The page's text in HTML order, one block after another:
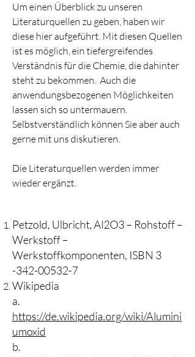
Um einen Überblick zu unseren
Literaturquellen zu geben, haben wir
diese hier aufgeführt. Mit diesen Quellen
ist es möglich, ein tiefergreifendes
Verständnis für die Chemie, die dahinter
steht zu bekommen. Auch die
anwendungsbezogenen Möglichkeiten
lassen sich so untermauern.
Selbstverständlich können Sie aber auch
gerne mit uns diskutieren.
Die Literaturquellen werden immer
wieder ergänzt.
Petzold, Ulbricht, Al2O3 – Rohstoff –
Werkstoff –
Werkstoffkomponenten, ISBN 3
-342-00532-7
Wikipedia
a.
https://de.wikipedia.org/wiki/Alumini
umoxid
b.